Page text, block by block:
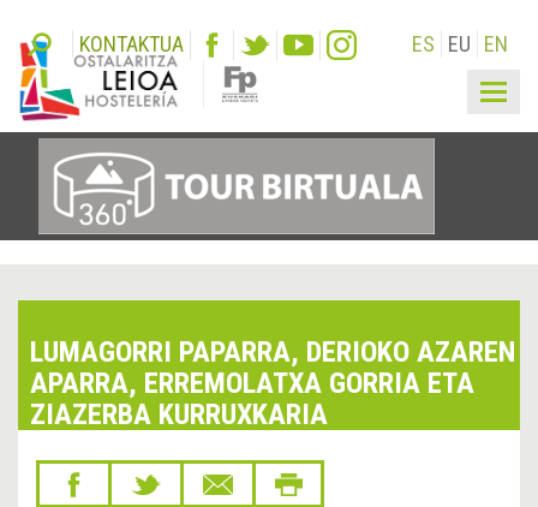
KONTAKTUA ES EU EN
LUMAGORRI PAPARRA, DERIOKO AZAREN
APARRA, ERREMOLATXA GORRIA ETA
ZIAZERBA KURRUXKARIA